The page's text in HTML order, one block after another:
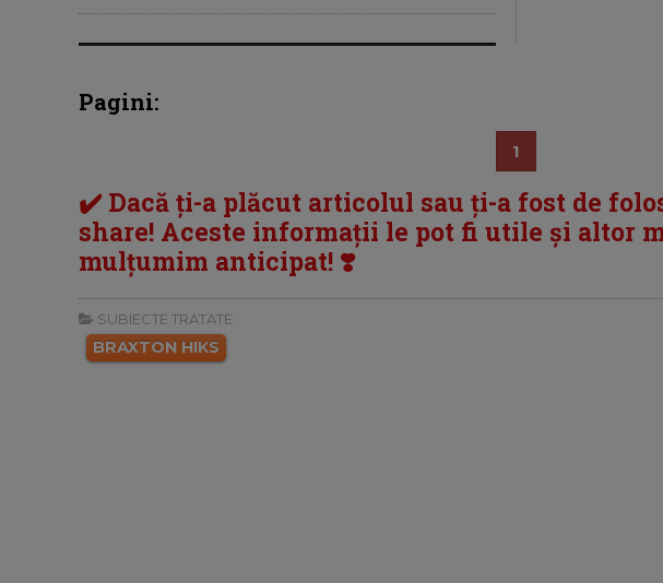
Pagini:
1
✔️ Dacă ți-a plăcut articolul sau ți-a fost de
share! Aceste informații le pot fi utile și altor
mulțumim anticipat! ❣️
SUBIECTE TRATATE:
BRAXTON HIKS